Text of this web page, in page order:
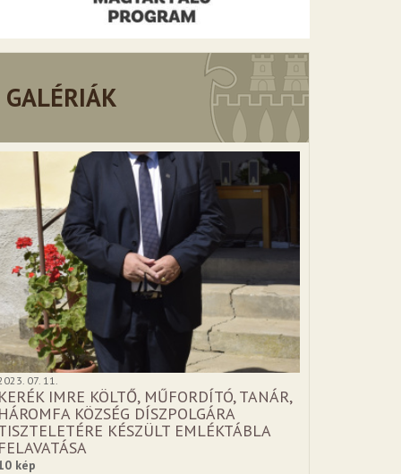
GALÉRIÁK
07. 11.
KERÉK IMRE KÖLTŐ, MŰFORDÍTÓ, TANÁR,
HÁROMFA KÖZSÉG DÍSZPOLGÁRA
KÉSZÜLT EMLÉKTÁBLA
FELAVATÁSA
kép